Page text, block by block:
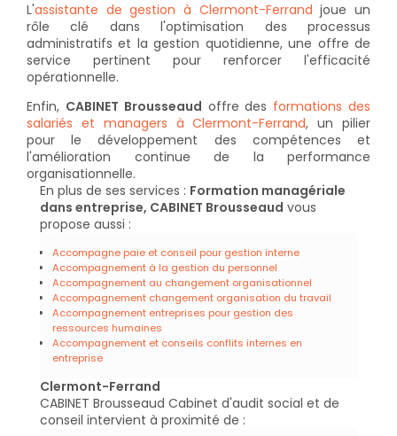
L'assistante de gestion à Clermont-Ferrand joue un
rôle clé dans l'optimisation des processus
administratifs et la gestion quotidienne, une offre de
service pertinent pour renforcer l'efficacité
opérationnelle.
Enfin, CABINET Brousseaud offre des formations des
salariés et managers à Clermont-Ferrand, un pilier
pour le développement des compétences et
l'amélioration continue de la performance
organisationnelle.
En plus de ses services : Formation managériale
dans entreprise, CABINET Brousseaud vous
propose aussi :
Accompagne paie et conseil pour gestion interne
Accompagnement à la gestion du personnel
Accompagnement au changement organisationnel
Accompagnement changement organisation du travail
Accompagnement entreprises pour gestion des
ressources humaines
Accompagnement et conseils conflits internes en
entreprise
Clermont-Ferrand
CABINET Brousseaud Cabinet d'audit social et de
conseil intervient à proximité de :